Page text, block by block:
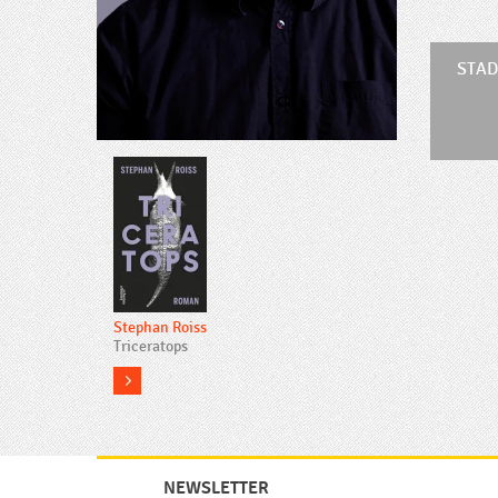
Stephan Roiss
Triceratops
more
NEWSLETTER